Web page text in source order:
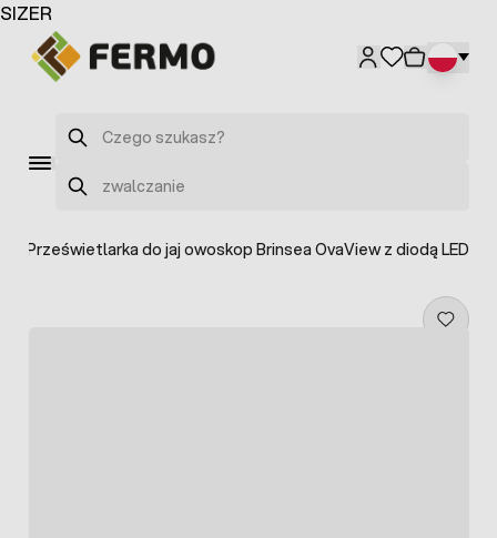
Przejdź do treści
Szukaj
Szukaj
Prześwietlarka do jaj owoskop Brinsea OvaView z diodą LED
SIZER